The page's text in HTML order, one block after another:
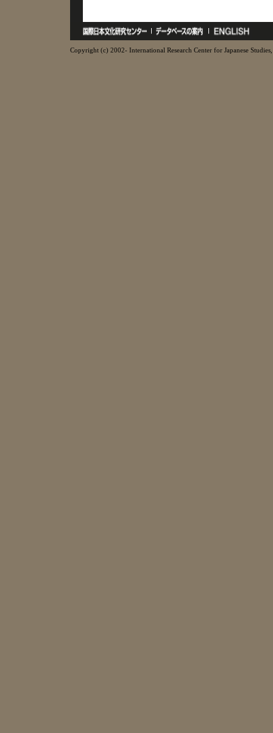
Copyright (c) 2002- International Research Center for Japanese